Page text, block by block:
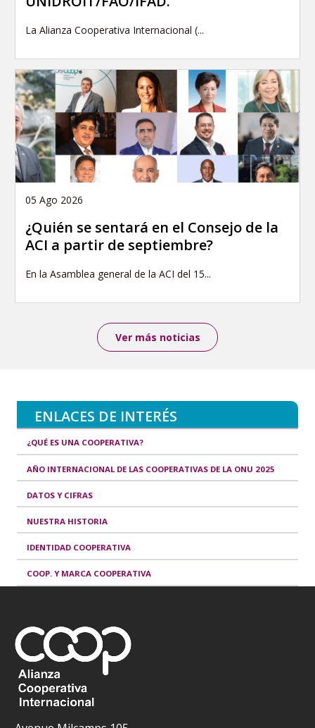
La Alianza Cooperativa Internacional (...
05 Ago 2026
¿Quién se sentará en el Consejo de la
ACI a partir de septiembre?
En la Asamblea general de la ACI del 15...
Ver más noticias
ENLACES DE INTERÉS
¿QUÉ ES UNA COOPERATIVA?
AÑO INTERNACIONAL DE LAS COOPERATIVAS DE LA ONU 2025
DATOS Y CIFRAS
NUESTRA HISTORIA
IDENTIDAD COOPERATIVA
COOP. Y MARCA COOPERATIVA